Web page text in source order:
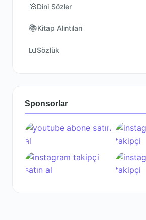
🕌Dini Sözler
📚Kitap Alıntıları
📖Sözlük
Sponsorlar